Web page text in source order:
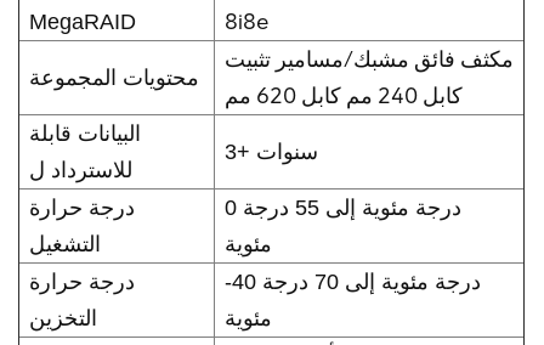
MegaRAID
8i8e
محتويات المجموعة
مكثف فائق مشبك/مسامير تثبيت
كابل 240 مم كابل 620 مم
البيانات قابلة
للاسترداد ل
3+ سنوات
درجة حرارة
التشغيل
0 درجة مئوية إلى 55 درجة
مئوية
درجة حرارة
التخزين
-40 درجة مئوية إلى 70 درجة
مئوية